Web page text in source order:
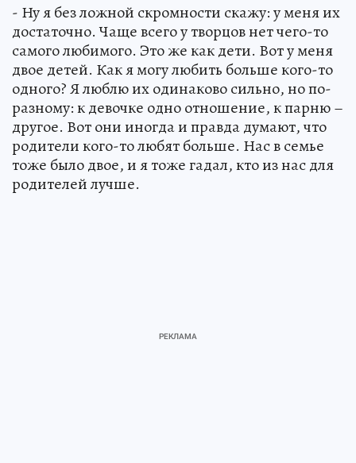
- Ну я без ложной скромности скажу: у меня их
достаточно. Чаще всего у творцов нет чего-то
самого любимого. Это же как дети. Вот у меня
двое детей. Как я могу любить больше кого-то
одного? Я люблю их одинаково сильно, но по-
разному: к девочке одно отношение, к парню –
другое. Вот они иногда и правда думают, что
родители кого-то любят больше. Нас в семье
тоже было двое, и я тоже гадал, кто из нас для
родителей лучше.